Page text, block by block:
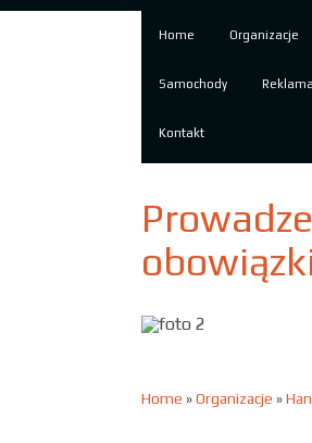
Home Organizacje
Samochody Reklama
Kontakt
Home »Organizacje »